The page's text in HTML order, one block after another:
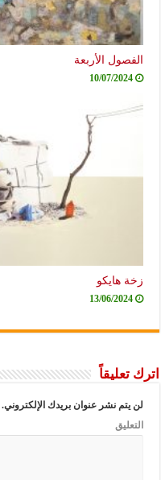
الفصول الأربعة
10/07/2024
زخة هايكو
13/06/2024
اترك تعليقاً
لن يتم نشر عنوان بريدك الإلكتروني.
التعليق